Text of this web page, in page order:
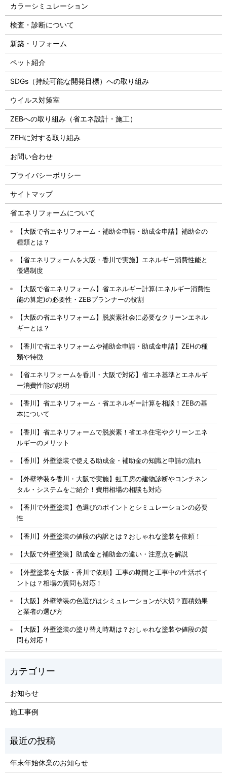
カラーシミュレーション
検査・診断について
新築・リフォーム
ペット紹介
SDGs（持続可能な開発目標）への取り組み
ウイルス対策室
ZEBへの取り組み（省エネ設計・施工）
ZEHに対する取り組み
お問い合わせ
プライバシーポリシー
サイトマップ
省エネリフォームについて
【大阪で省エネリフォーム・補助金申請・助成金申請】補助金の
種類とは？
【省エネリフォームを大阪・香川で実施】エネルギー消費性能と
優遇制度
【大阪で省エネリフォーム】省エネルギー計算(エネルギー消費性
能の算定)の必要性・ZEBプランナーの役割
【大阪の省エネリフォーム】脱炭素社会に必要なクリーンエネル
ギーとは？
【香川で省エネリフォームや補助金申請・助成金申請】ZEHの種
類や特徴
【省エネリフォームを香川・大阪で対応】省エネ基準とエネルギ
ー消費性能の説明
【香川】省エネリフォーム・省エネルギー計算を相談！ZEBの基
本について
【香川】省エネリフォームで脱炭素！省エネ住宅やクリーンエネ
ルギーのメリット
【香川】外壁塗装で使える助成金・補助金の知識と申請の流れ
【外壁塗装を香川・大阪で実施】虹工房の建物診断やコンチネン
タル・システムをご紹介！費用相場の相談も対応
【香川で外壁塗装】色選びのポイントとシミュレーションの必要
性
【香川】外壁塗装の値段の内訳とは？おしゃれな塗装を依頼！
【大阪で外壁塗装】助成金と補助金の違い・注意点を解説
【外壁塗装を大阪・香川で依頼】工事の期間と工事中の生活ポイ
ントは？相場の質問も対応！
【大阪】外壁塗装の色選びはシミュレーションが大切？面積効果
と業者の選び方
【大阪】外壁塗装の塗り替え時期は？おしゃれな塗装や値段の質
問も対応！
お知らせ
施工事例
年末年始休業のお知らせ